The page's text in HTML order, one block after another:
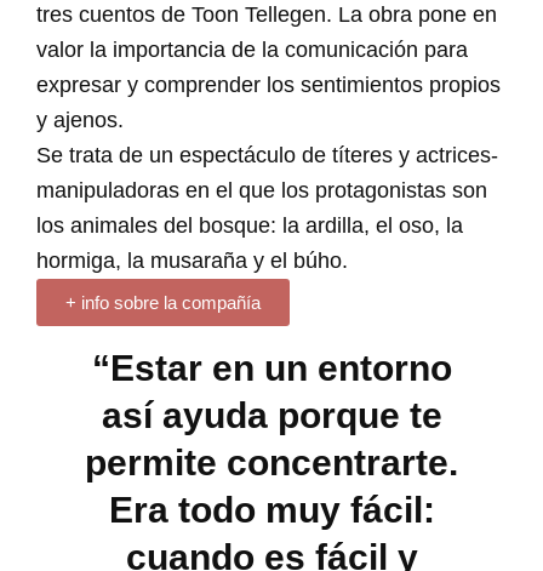
tres cuentos de Toon Tellegen. La obra pone en
valor la importancia de la comunicación para
expresar y comprender los sentimientos propios
y ajenos.
Se trata de un espectáculo de títeres y actrices-
manipuladoras en el que los protagonistas son
los animales del bosque: la ardilla, el oso, la
hormiga, la musaraña y el búho.
+ info sobre la compañía
“Estar en un entorno
así ayuda porque te
permite concentrarte.
Era todo muy fácil:
cuando es fácil y